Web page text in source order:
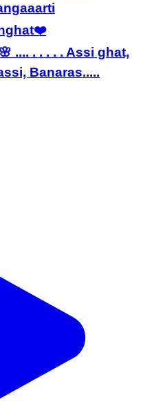
.... . . . . . Assi ghat,
Banaras.....